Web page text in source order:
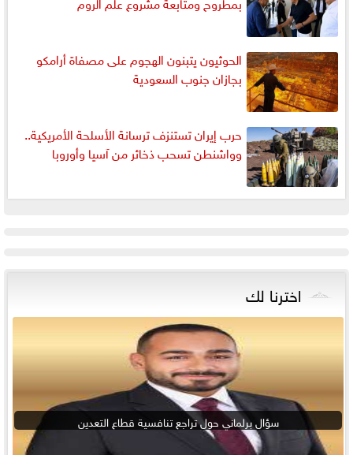
الحوثيون يتبنون الهجوم على مصفاة أرامكو
بجازان جنوب السعودية
حرب إيران تستنزف ترسانة الأسلحة الأمريكية..
وواشنطن تسحب ذخائر من آسيا وأوروبا
اخترنا لك
سؤال برلماني حول تراجع تنافسية قطاع التعدين